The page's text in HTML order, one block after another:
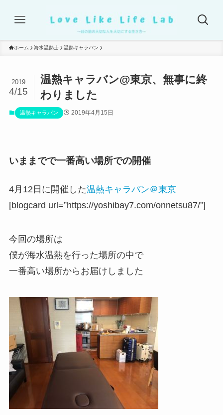
ホーム 海水温熱士 温熱キャラバン
温熱キャラバン@東京、無事に終
わりました
2019
4/15
温熱キャラバン 2019年4月15日
いままでで一番高い場所での開催
4月12日に開催した温熱キャラバン＠東京
[blogcard url=”https://yoshibay7.com/onnetsu87/”]
今回の場所は
僕が海水温熱を行った場所の中で
一番高い場所からお届けしました